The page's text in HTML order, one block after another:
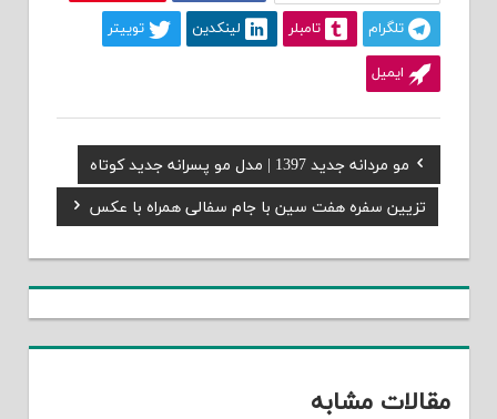
تلگرام تامبلر لینکدین توییتر
ایمیل
راهبری
نوشته
Previous
Post:
مو مردانه جدید 1397 | مدل مو پسرانه جدید کوتاه
Next
Post:
تزیین سفره هفت سین با جام سفالی همراه با عکس
مقالات مشابه